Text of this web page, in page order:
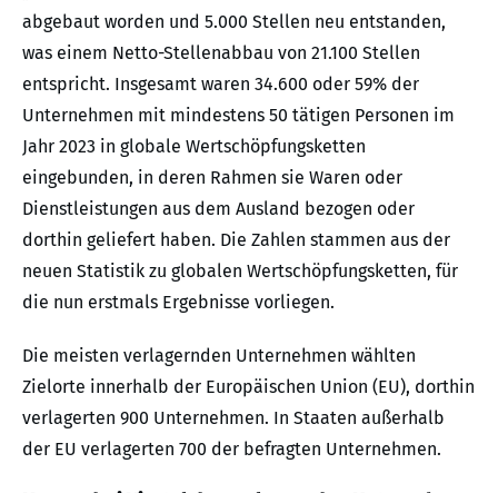
abgebaut worden und 5.000 Stellen neu entstanden,
was einem Netto-Stellenabbau von 21.100 Stellen
entspricht. Insgesamt waren 34.600 oder 59% der
Unternehmen mit mindestens 50 tätigen Personen im
Jahr 2023 in globale Wertschöpfungsketten
eingebunden, in deren Rahmen sie Waren oder
Dienstleistungen aus dem Ausland bezogen oder
dorthin geliefert haben. Die Zahlen stammen aus der
neuen Statistik zu globalen Wertschöpfungsketten, für
die nun erstmals Ergebnisse vorliegen.
Die meisten verlagernden Unter­nehmen wählten
Zielorte innerhalb der Europäischen Union (EU), dorthin
verlagerten 900 Unternehmen. In Staaten außerhalb
der EU verlagerten 700 der befragten Unternehmen.